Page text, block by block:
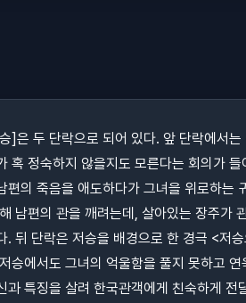
]은 두 단락으로 되어 있다. 앞 단락에서
혹 정숙하지 않을지도 모른다는 회의가
편의 죽음을 애도하다가 그녀을 위로하
남편의 관을 깨려는데, 살아있는 장주가
. 뒤 단락은 저승을 배경으로 한 경극 <저
승에서도 그녀의 억울함을 풀지 못하고
과 특징을 살려 한국관객에게 친숙하게